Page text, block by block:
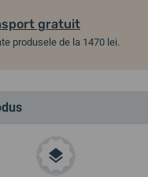
gratuit
produsele de la 1470 lei.